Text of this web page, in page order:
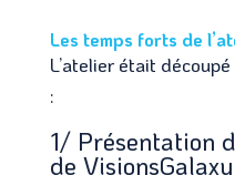
Les temps forts de
L’atelier était
:
1/ Présentation
de